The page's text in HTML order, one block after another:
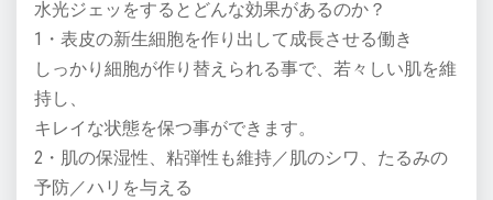
水光ジェッをするとどんな効果があるのか？
1・表皮の新生細胞を作り出して成長させる働き
しっかり細胞が作り替えられる事で、若々しい肌を維
持し、
キレイな状態を保つ事ができます。
2・肌の保湿性、粘弾性も維持／肌のシワ、たるみの
予防／ハリを与える